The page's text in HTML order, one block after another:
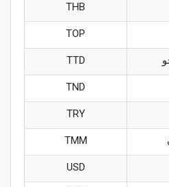
THB
TOP
TTD
TND
TRY
TMM
USD